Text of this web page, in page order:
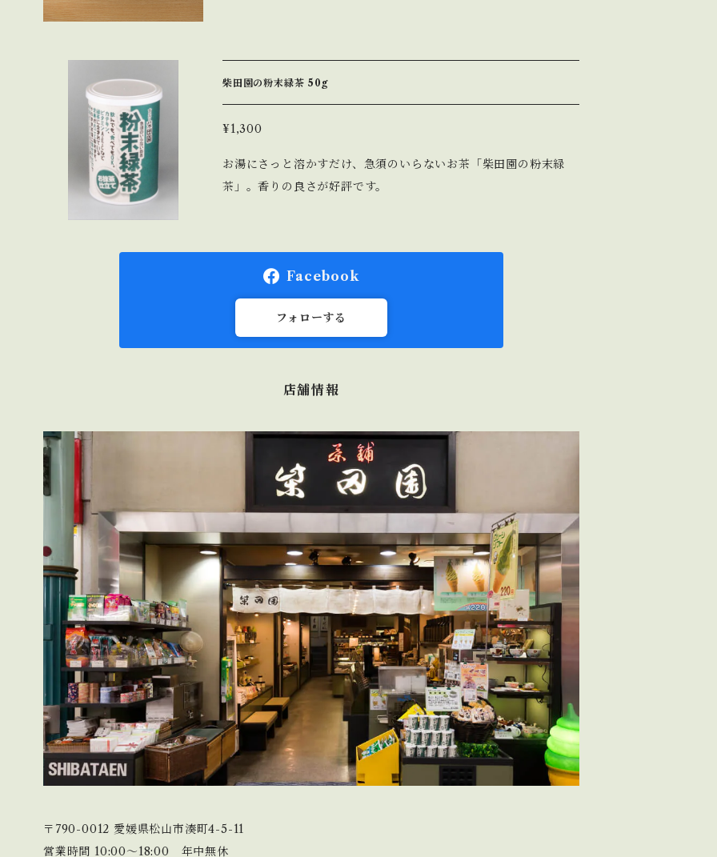
柴田園の粉末緑茶 50g
¥1,300
お湯にさっと溶かすだけ、急須のいらないお茶「柴田園の粉末緑
茶」。香りの良さが好評です。
Facebook
フォローする
店舗情報
〒790-0012 愛媛県松山市湊町4-5-11
営業時間 10:00〜18:00 年中無休